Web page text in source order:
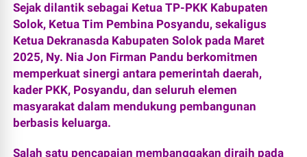
Sejak dilantik sebagai Ketua TP-PKK Kabupaten
Solok, Ketua Tim Pembina Posyandu, sekaligus
Ketua Dekranasda Kabupaten Solok pada Maret
2025, Ny. Nia Jon Firman Pandu berkomitmen
memperkuat sinergi antara pemerintah daerah,
kader PKK, Posyandu, dan seluruh elemen
masyarakat dalam mendukung pembangunan
berbasis keluarga.
Salah satu pencapaian membanggakan diraih pada